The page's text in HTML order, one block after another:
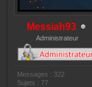
Messiah93
Administrateur
Messages : 322
Sujets : 77